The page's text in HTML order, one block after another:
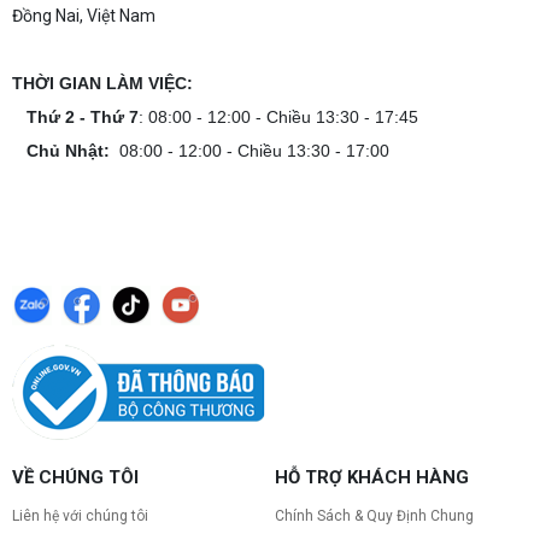
phù hợp, đảm bảo hệ thống vận hành ổn định và
copy nhanh.
tăng hiệu năng tối đa? Xem ngay thứ tự ưu tiên
nâng cấp linh kiện PC chi tiết trong bài viết này!
nhân và Cách khắc phục
Tình trạng PC gaming nóng quạt kêu to khiến
máy giật lag, giảm tuổi thọ? Tìm hiểu ngay
Đồng Nai, Việt Nam
THỜI GIAN LÀM VIỆC:
Thứ 2 - Thứ 7: 08:00 - 12:00 - Chiều 13:30 - 17:45
Chủ Nhật: 08:00 - 12:00 - Chiều 13:30 - 17:00
VỀ CHÚNG TÔI
Liên hệ với chúng tôi
HỖ TRỢ KHÁCH HÀNG
Chính Sách & Quy Định Chung